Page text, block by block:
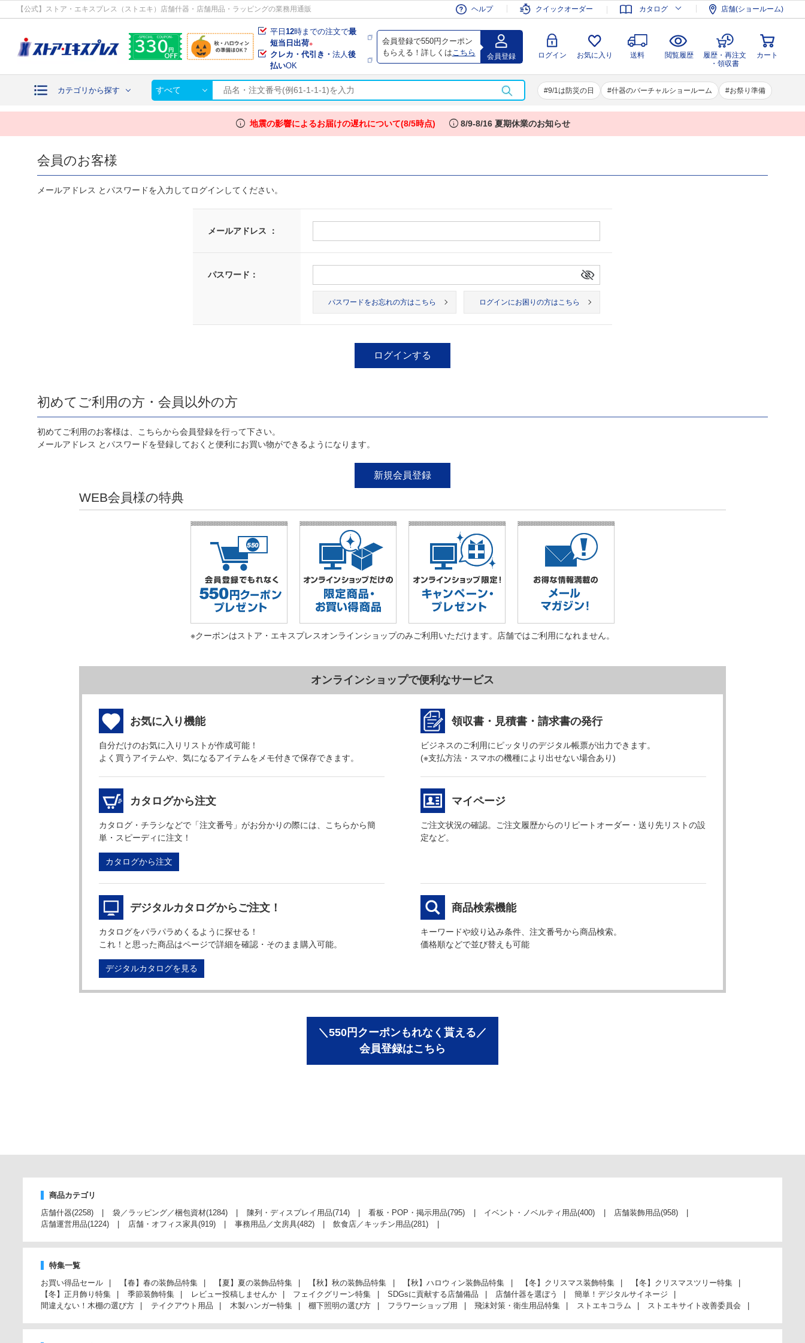
【公式】ストア・エキスプレス（ストエキ）店舗什器・店舗用品・ラッピングの業務用通販 ヘルプ クイックオーダー カタログ 店舗(ショールーム)
平日12時までの注文で最
短当日出荷※
クレカ・代引き・法人後
払いOK
会員登録で550円クーポン
もらえる！詳しくは こちら 会員登録 ログイン お気に入り 送料 閲覧履歴
履歴・再注文
・領収書
カート
カテゴリから探す すべて 9/1は防災の日 什器のバーチャルショールーム お祭り準備
会員登録 ログイン お気に入り 送料 閲覧履歴
履歴・再注文
・領収書
カート
info 地震の影響によるお届けの遅れについて(8/5時点) info 8/9-8/16 夏期休業のお知らせ
会員のお客様
メールアドレス とパスワードを入力してログインしてください。
メールアドレス ：
パスワード：
パスワードをお忘れの方はこちら ログインにお困りの方はこちら
初めてご利用の方・会員以外の方
初めてご利用のお客様は、こちらから会員登録を行って下さい。
メールアドレス とパスワードを登録しておくと便利にお買い物ができるようになります。
WEB会員様の特典
※クーポンはストア・エキスプレスオンラインショップのみご利用いただけます。店舗ではご利用になれません。
オンラインショップで便利なサービス
お気に入り機能
自分だけのお気に入りリストが作成可能！
よく買うアイテムや、気になるアイテムをメモ付きで保存できます。
領収書・見積書・請求書の発行
ビジネスのご利用にピッタリのデジタル帳票が出力できます。
(※支払方法・スマホの機種により出せない場合あり)
カタログから注文
カタログ・チラシなどで「注文番号」がお分かりの際には、こちらから簡
単・スピーディに注文！
カタログから注文
マイページ
ご注文状況の確認。ご注文履歴からのリピートオーダー・送り先リストの設
定など。
デジタルカタログからご注文！
カタログをパラパラめくるように探せる！
これ！と思った商品はページで詳細を確認・そのまま購入可能。
デジタルカタログを見る
商品検索機能
キーワードや絞り込み条件、注文番号から商品検索。
価格順などで並び替えも可能
＼550円クーポンもれなく貰える／
会員登録はこちら
商品カテゴリ
店舗什器(2258) 袋／ラッピング／梱包資材(1284) 陳列・ディスプレイ用品(714) 看板・POP・掲示用品(795) イベント・ノベルティ用品(400) 店舗装飾用品(958)
店舗運営用品(1224) 店舗・オフィス家具(919) 事務用品／文房具(482) 飲食店／キッチン用品(281)
特集一覧
お買い得品セール
【春】春の装飾品特集 【夏】夏の装飾品特集 【秋】秋の装飾品特集 【秋】ハロウィン装飾品特集 【冬】クリスマス装飾特集
【冬】クリスマスツリー特集
【冬】正月飾り特集
季節装飾特集 レビュー投稿しませんか フェイクグリーン特集 SDGsに貢献する店舗備品 店舗什器を選ぼう
簡単！デジタルサイネージ
間違えない！木棚の選び方
テイクアウト用品 木製ハンガー特集 棚下照明の選び方 フラワーショップ用 飛沫対策・衛生用品特集 ストエキコラム ストエキサイト改善委員会